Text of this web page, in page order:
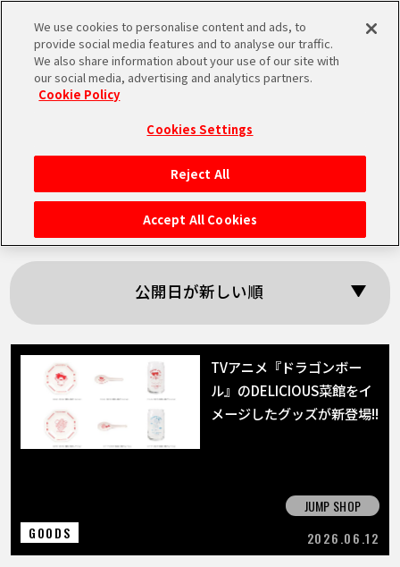
MEN
HOME
NEWS
RANKING
MOVIE
COLUMNS
LANGUAGE
「JUMP SHOP」の
検索結果
公開日が新しい順
TVアニメ『ドラゴンボー
ル』のDELICIOUS菜館をイ
メージしたグッズが新登場!!
JUMP SHOP
GOODS
2026.06.12
We use cookies to personalise content and ads, to
provide social media features and to analyse our traffic.
We also share information about your use of our site with
our social media, advertising and analytics partners.
Cookie Policy
Cookies Settings
Reject All
Accept All Cookies